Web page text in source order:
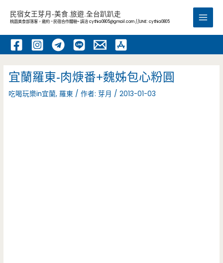
內
民宿女王芽月-美食.旅遊.全台趴趴走
桃園美食部落客，邀約 -民宿合作體驗~ 請洽cythia0805@gmail.com //LINE: cythia0805
Main
宜蘭羅東-肉焿番+魏姊包心粉圓
吃喝玩樂in宜蘭, 羅東 / 作者:芽月 /2013-01-03